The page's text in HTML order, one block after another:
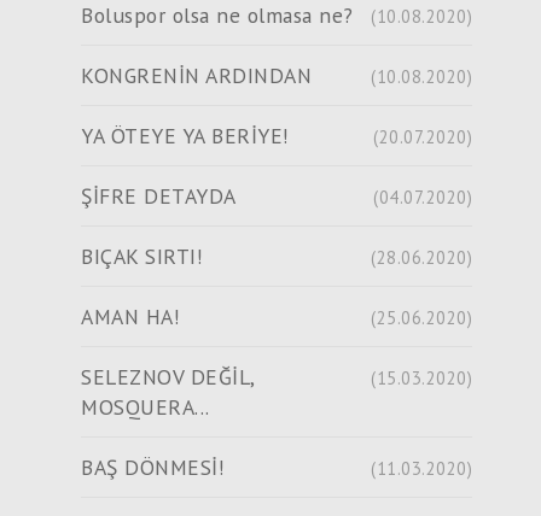
Boluspor olsa ne olmasa ne? (10.08.2020)
KONGRENİN ARDINDAN (10.08.2020)
YA ÖTEYE YA BERİYE! (20.07.2020)
ŞİFRE DETAYDA (04.07.2020)
BIÇAK SIRTI! (28.06.2020)
AMAN HA! (25.06.2020)
SELEZNOV DEĞİL,
MOSQUERA...
(15.03.2020)
BAŞ DÖNMESİ! (11.03.2020)